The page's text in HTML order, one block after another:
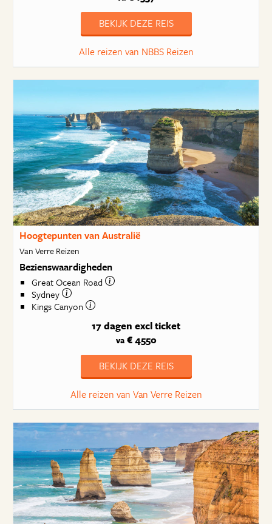
BEKIJK DEZE REIS
Alle reizen van NBBS Reizen
Hoogtepunten van Australië
Van Verre Reizen
Bezienswaardigheden
Great Ocean Road
Sydney
Kings Canyon
17 dagen excl ticket
va€ 4550
BEKIJK DEZE REIS
Alle reizen van Van Verre Reizen